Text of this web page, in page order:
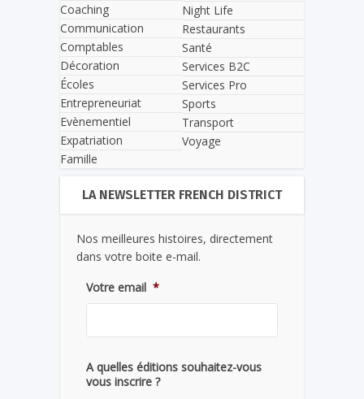
Coaching
Communication
Comptables
Décoration
Écoles
Entrepreneuriat
Evènementiel
Expatriation
Famille
Night Life
Restaurants
Santé
Services B2C
Services Pro
Sports
Transport
Voyage
LA NEWSLETTER FRENCH DISTRICT
Nos meilleures histoires, directement
dans votre boite e-mail.
Votre email *
A quelles éditions souhaitez-vous
vous inscrire ?